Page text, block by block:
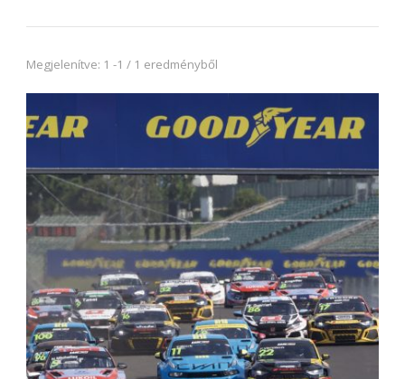
Megjelenítve: 1 -1 / 1 eredményből